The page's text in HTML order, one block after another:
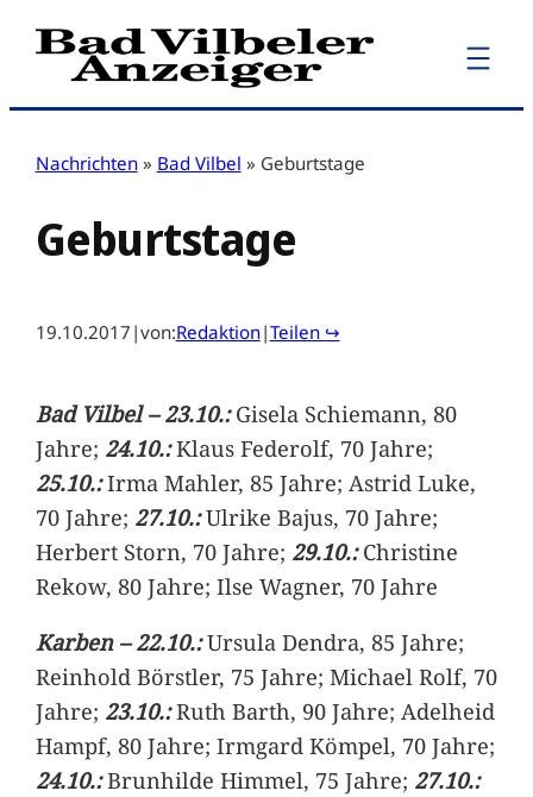
Zum
Inhalt
Nachrichten » Bad Vilbel » Geburtstage
Geburtstage
19.10.2017 |von:Redaktion|Teilen ↪
Bad Vilbel – 23.10.:Gisela Schiemann, 80
Jahre; 24.10.:Klaus Federolf, 70 Jahre;
25.10.:Irma Mahler, 85 Jahre; Astrid Luke,
70 Jahre; 27.10.:Ulrike Bajus, 70 Jahre;
Herbert Storn, 70 Jahre; 29.10.:Christine
Rekow, 80 Jahre; Ilse Wagner, 70 Jahre
Karben – 22.10.:Ursula Dendra, 85 Jahre;
Reinhold Börstler, 75 Jahre; Michael Rolf, 70
Jahre; 23.10.:Ruth Barth, 90 Jahre; Adelheid
Hampf, 80 Jahre; Irmgard Kömpel, 70 Jahre;
24.10.:Brunhilde Himmel, 75 Jahre; 27.10.: